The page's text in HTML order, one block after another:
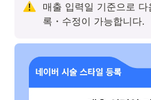
매출 입력일 기준으로
록・수정이 가능합니다.